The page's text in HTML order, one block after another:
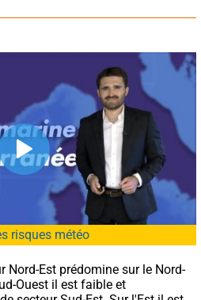
risques météo
Nord-Est prédomine sur le Nord-
Ouest il est faible et